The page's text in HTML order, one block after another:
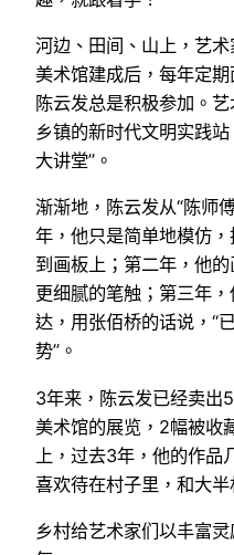
河边、田间、山上，艺
美术馆建成后，每年定
陈云发总是积极参加。
乡镇的新时代文明实践
大讲堂”。
渐渐地，陈云发从“陈师
年，他只是简单地模仿
到画板上；第二年，他
更细腻的笔触；第三年
达，用张佰桥的话说，“
势”。
3年来，陈云发已经卖出
美术馆的展览，2幅被收
上，过去3年，他的作品
喜欢待在村子里，和大半
乡村给艺术家们以丰富